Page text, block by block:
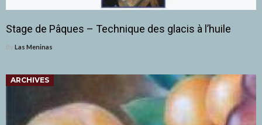
Stage de Pâques – Technique des glacis à l’huile
By Las Meninas
ARCHIVES